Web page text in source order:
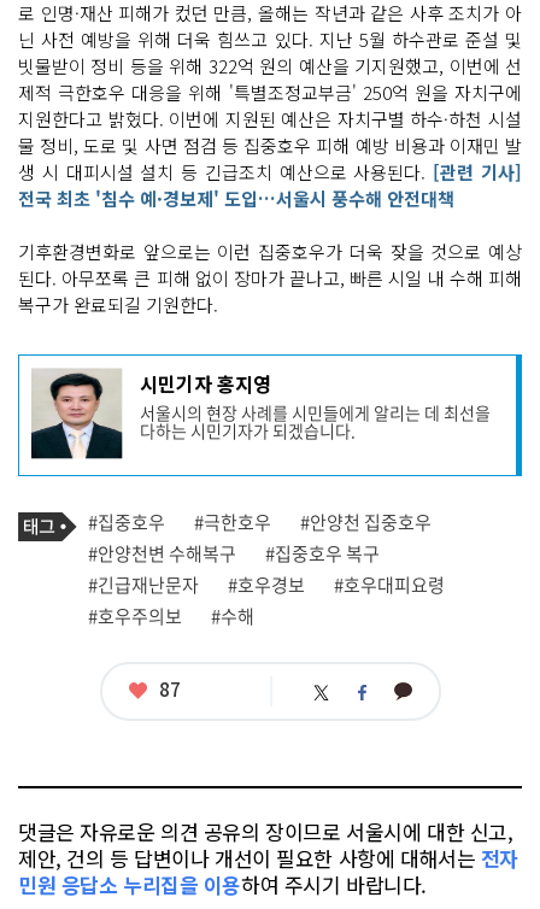
로 인명·재산 피해가 컸던 만큼, 올해는 작년과 같은 사후 조치가 아
닌 사전 예방을 위해 더욱 힘쓰고 있다. 지난 5월 하수관로 준설 및
빗물받이 정비 등을 위해 322억 원의 예산을 기지원했고, 이번에 선
제적 극한호우 대응을 위해 '특별조정교부금' 250억 원을 자치구에
지원한다고 밝혔다. 이번에 지원된 예산은 자치구별 하수·하천 시설
물 정비, 도로 및 사면 점검 등 집중호우 피해 예방 비용과 이재민 발
생 시 대피시설 설치 등 긴급조치 예산으로 사용된다. [관련 기사]
전국 최초 '침수 예·경보제' 도입…서울시 풍수해 안전대책
기후환경변화로 앞으로는 이런 집중호우가 더욱 잦을 것으로 예상
된다. 아무쪼록 큰 피해 없이 장마가 끝나고, 빠른 시일 내 수해 피해
복구가 완료되길 기원한다.
기
성
자
프
필
시민기자 홍지영
서울시의 현장 사례를 시민들에게 알리는 데 최선을
다하는 시민기자가 되겠습니다.
기
사
관
련
태
그
태
그
#집중호우 #극한호우
#안양천 집중호우
#안양천변 수해복구
#집중호우 복구
#긴급재난문자
#호우경보
#호우대피요령
#호우주의보
#수해
좋
87 트 페 카
댓글은 자유로운 의견 공유의 장이므로 서울시에 대한 신고,
제안, 건의 등 답변이나 개선이 필요한 사항에 대해서는 전자
민원 응답소 누리집을 이용하여 주시기 바랍니다.